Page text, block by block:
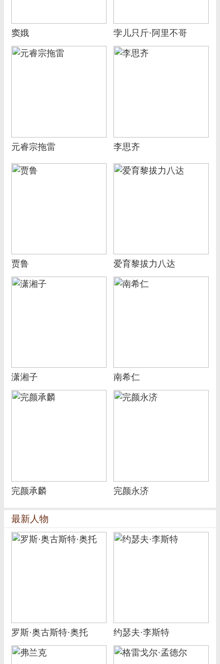
窦娥 孛儿只斤·阿里不哥
元睿宗拖雷 李思齐
贾鲁 爱育黎拔力八达
潇湘子 南希仁
完颜承麟 完颜永济
最新人物
罗斯·奥古斯特·奥托 约瑟夫·李斯特